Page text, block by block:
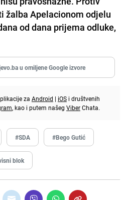
žalba Apelacionom odjelu
od dana prijema odluke,
u omiljene Google izvore
za Android | iOS i društvenih
, kao i putem našeg ViberChata.
#SDA #Bego Gutić
blok